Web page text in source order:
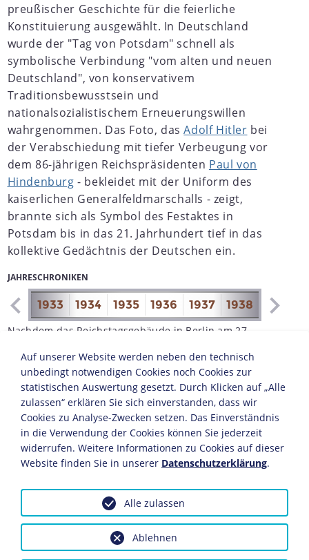
preußischer Geschichte für die feierliche
Konstituierung ausgewählt. In Deutschland
wurde der "Tag von Potsdam" schnell als
symbolische Verbindung "vom alten und neuen
Deutschland", von konservativem
Traditionsbewusstsein und
nationalsozialistischem Erneuerungswillen
wahrgenommen. Das Foto, dasAdolf Hitler bei
der Verabschiedung mit tiefer Verbeugung vor
dem 86-jährigen Reichspräsidenten Paul von
Hindenburg - bekleidet mit der Uniform des
kaiserlichen Generalfeldmarschalls - zeigt,
brannte sich als Symbol des Festaktes in
Potsdam bis in das 21. Jahrhundert tief in das
kollektive Gedächtnis der Deutschen ein.
JAHRESCHRONIKEN
1933 1934 1935 1936 1937 1938 1939
Nachdem das Reichstagsgebäude in Berlin am 27.
in der NS-Führung für die Eröffnung des Reichstages
zunächst der Marmorsaal des Potsdamer Stadtschlosses
sowie das Neue Palais in Erwägung gezogen. Weil die
entsprechenden Räumlichkeiten jedoch zu klein und zu
baufällig waren, folgte man einem Vorschlag des
Potsdamer Obermagistratrates Friedrich Bestehorn, die
konstituierende Parlamentssitzung mit rund 600
Teilnehmern in der Garnisonkirche abzuhalten. Da
Hindenburg eine derart politische Veranstaltung in
einer Kirche ablehnten, einigte man sich schließlich
darauf, die Feierlichkeit in der Garnisonkirche als
Staatsakt zu vollziehen. Die eigentliche
Auf unserer Website werden neben den technisch
unbedingt notwendigen Cookies noch Cookies zur
statistischen Auswertung gesetzt. Durch Klicken auf „Alle
zulassen“ erklären Sie sich einverstanden, dass wir
Cookies zu Analyse-Zwecken setzen. Das Einverständnis
in die Verwendung der Cookies können Sie jederzeit
widerrufen. Weitere Informationen zu Cookies auf dieser
Website finden Sie in unserer Datenschutzerklärung.
Ablehnen
Alle zulassen